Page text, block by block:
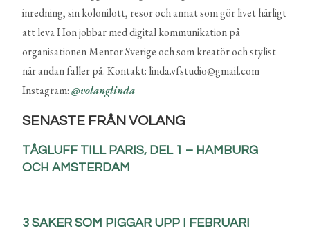
inredning, sin kolonilott, resor och annat som gör livet härligt
att leva Hon jobbar med digital kommunikation på
organisationen Mentor Sverige och som kreatör och stylist
när andan faller på. Kontakt: linda.vfstudio@gmail.com
Instagram:@volanglinda
SENASTE FRÅN VOLANG
TÅGLUFF TILL PARIS, DEL 1 – HAMBURG
OCH AMSTERDAM
3 SAKER SOM PIGGAR UPP I FEBRUARI